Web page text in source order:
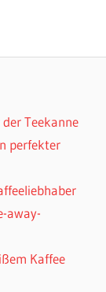
Teekanne
perfekter
away-
Kaffee